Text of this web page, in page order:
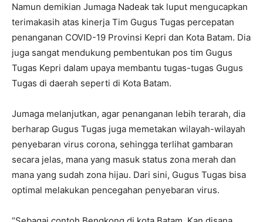
Namun demikian Jumaga Nadeak tak luput mengucapkan
terimakasih atas kinerja Tim Gugus Tugas percepatan
penanganan COVID-19 Provinsi Kepri dan Kota Batam. Dia
juga sangat mendukung pembentukan pos tim Gugus
Tugas Kepri dalam upaya membantu tugas-tugas Gugus
Tugas di daerah seperti di Kota Batam.
Jumaga melanjutkan, agar penanganan lebih terarah, dia
berharap Gugus Tugas juga memetakan wilayah-wilayah
penyebaran virus corona, sehingga terlihat gambaran
secara jelas, mana yang masuk status zona merah dan
mana yang sudah zona hijau. Dari sini, Gugus Tugas bisa
optimal melakukan pencegahan penyebaran virus.